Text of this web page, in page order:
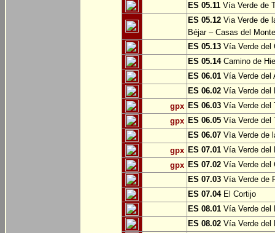
ES 05.11 Vía Verde de
ES 05.12 Via Verde de
Béjar – Casas del Monte
ES 05.13 Vía Verde del
ES 05.14Camino de
ES 06.01 Vía Verde del
ES 06.02 Vía Verde del
gpx ES 06.03 Vía Verde del
gpx ES 06.05 Vía Verde del
ES 06.07 Vìa Verde de
gpx ES 07.01 Vía Verde del
gpx ES 07.02 Vía Verde del
ES 07.03 Vía Verde de
ES 07.04El Cortijo
ES 08.01 Vía Verde del
ES 08.02 Vía Verde del